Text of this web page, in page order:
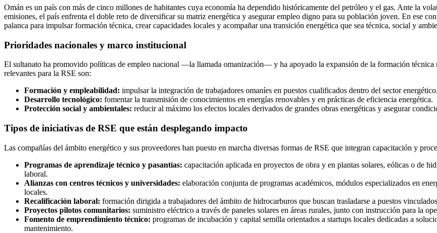
Omán es un país con más de cinco millones de habitantes cuya economía ha dependido históricamente del petróleo y el gas. Ante la
emisiones, el país enfrenta el doble reto de diversificar su matriz energética y asegurar empleo digno para su población joven. En ese
palanca para impulsar formación técnica, crear capacidades locales y acompañar una transición energética que sea técnica, social y
Prioridades nacionales y marco institucional
El sultanato ha promovido políticas de empleo nacional —la llamada omanización— y ha apoyado la expansión de la formación técnica
relevantes para la RSE son:
Formación y empleabilidad: impulsar la integración de trabajadores omaníes en puestos cualificados dentro del sector energético.
Desarrollo tecnológico: fomentar la transmisión de conocimientos en energías renovables y en prácticas de eficiencia energética.
Protección social y ambientales: reducir al máximo los efectos locales derivados de grandes obras energéticas y asegurar
Tipos de iniciativas de RSE que están desplegando impacto
Las compañías del ámbito energético y sus proveedores han puesto en marcha diversas formas de RSE que integran capacitación y
Programas de aprendizaje técnico y pasantías: capacitación aplicada en proyectos de obra y en plantas solares, eólicas o de
laboral.
Alianzas con centros técnicos y universidades: elaboración conjunta de programas académicos, módulos especializados en
locales.
Recalificación laboral: formación dirigida a trabajadores del ámbito de hidrocarburos que buscan trasladarse a puestos
Proyectos pilotos comunitarios: suministro eléctrico a través de paneles solares en áreas rurales, junto con instrucción para la
Fomento de emprendimiento técnico: programas de incubación y capital semilla orientados a startups locales dedicadas a
mantenimiento.